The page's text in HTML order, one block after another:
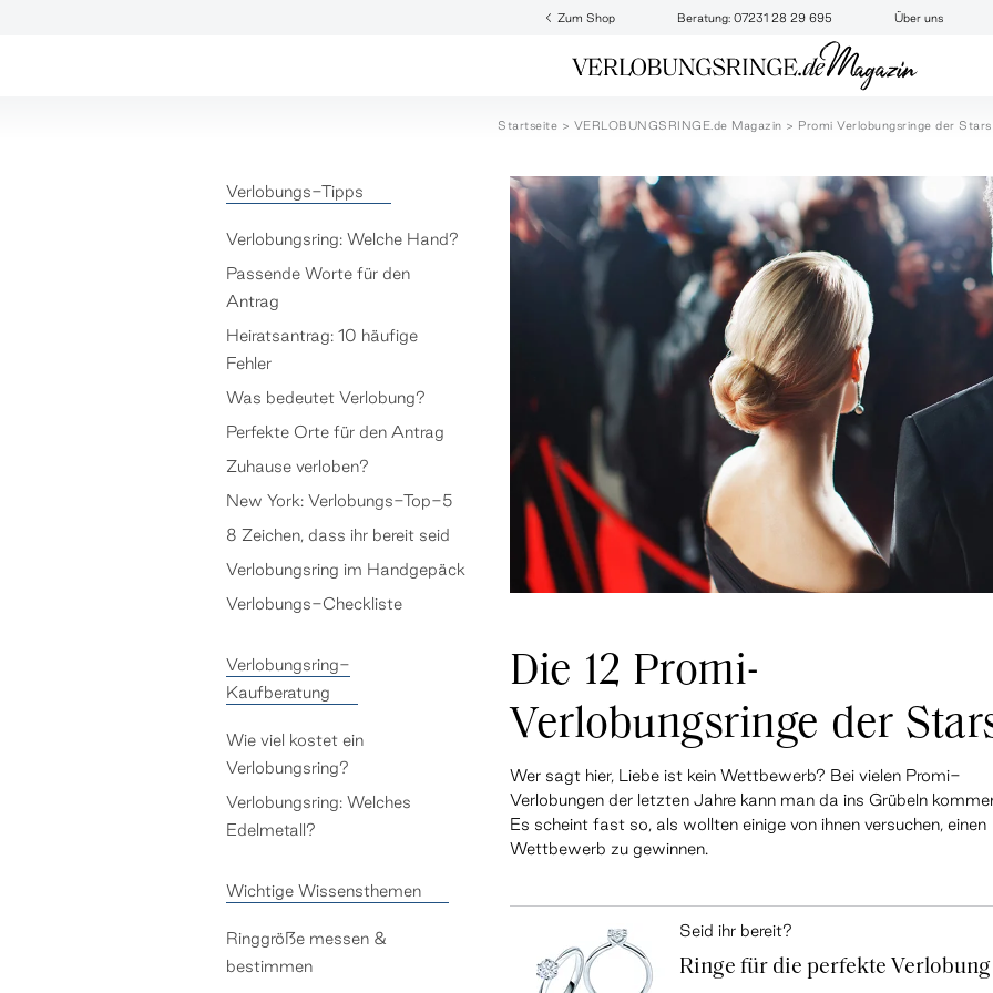
Zum Shop Beratung: 07231 28 29 695 Über uns
Startseite VERLOBUNGSRINGE.de Magazin Promi Verlobungsringe der Stars
Verlobungs-Tipps
Verlobungsring: Welche Hand?
Passende Worte für den
Antrag
Heiratsantrag: 10 häufige
Fehler
Was bedeutet Verlobung?
Perfekte Orte für den Antrag
Zuhause verloben?
New York: Verlobungs-Top-5
8 Zeichen, dass ihr bereit seid
Verlobungsring im Handgepäck
Verlobungs-Checkliste
Verlobungsring-
Kaufberatung
Wie viel kostet ein
Verlobungsring?
Verlobungsring: Welches
Edelmetall?
Wichtige Wissensthemen
Ringgröße messen &
bestimmen
Die 12 Promi-
Verlobungsringe der
Wer sagt hier, Liebe ist kein Wettbewerb? Bei vielen Promi-
Verlobungen der letzten Jahre kann man da ins Grübeln
Es scheint fast so, als wollten einige von ihnen versuchen, einen
Wettbewerb zu gewinnen.
Seid ihr bereit?
Ringe für die perfekte Verlobung